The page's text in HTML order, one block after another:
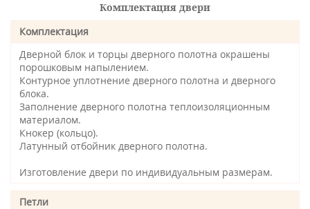
Комплектация двери
Комплектация
Дверной блок и торцы дверного полотна окрашены
порошковым напылением.
Контурное уплотнение дверного полотна и дверного
блока.
Заполнение дверного полотна теплоизоляционным
материалом.
Кнокер (кольцо).
Латунный отбойник дверного полотна.
Изготовление двери по индивидуальным размерам.
Петли